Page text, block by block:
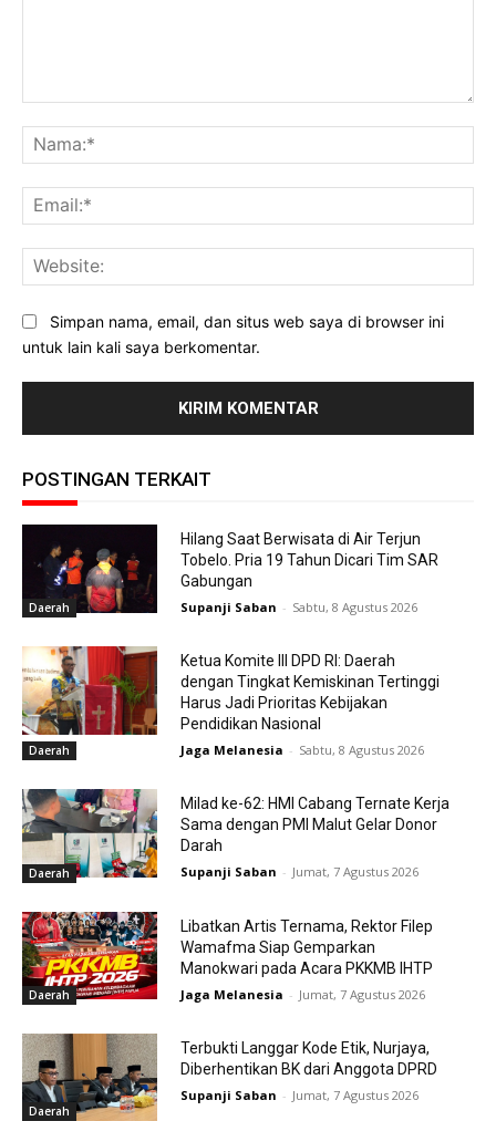
Simpan nama, email, dan situs web saya di browser ini
untuk lain kali saya berkomentar.
POSTINGAN TERKAIT
Daerah
Hilang Saat Berwisata di Air Terjun
Tobelo. Pria 19 Tahun Dicari Tim SAR
Gabungan
Supanji Saban - Sabtu, 8 Agustus 2026
Daerah
Ketua Komite III DPD RI: Daerah
dengan Tingkat Kemiskinan Tertinggi
Harus Jadi Prioritas Kebijakan
Pendidikan Nasional
Jaga Melanesia - Sabtu, 8 Agustus 2026
Daerah
Milad ke-62: HMI Cabang Ternate Kerja
Sama dengan PMI Malut Gelar Donor
Darah
Supanji Saban - Jumat, 7 Agustus 2026
Daerah
Libatkan Artis Ternama, Rektor Filep
Wamafma Siap Gemparkan
Manokwari pada Acara PKKMB IHTP
Jaga Melanesia - Jumat, 7 Agustus 2026
Daerah
Terbukti Langgar Kode Etik, Nurjaya,
Diberhentikan BK dari Anggota DPRD
Supanji Saban - Jumat, 7 Agustus 2026